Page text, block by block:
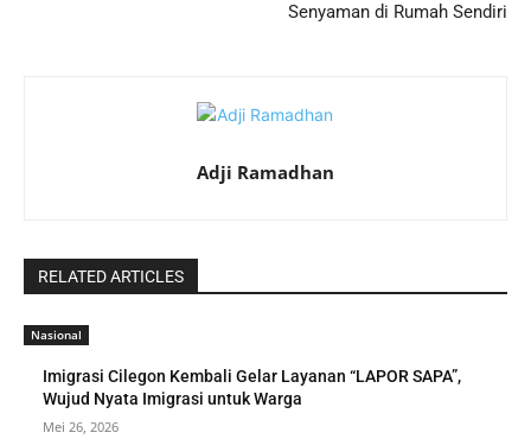
Senyaman di Rumah Sendiri
Adji Ramadhan
RELATED ARTICLES
Nasional
Imigrasi Cilegon Kembali Gelar Layanan “LAPOR SAPA”,
Wujud Nyata Imigrasi untuk Warga
Mei 26, 2026